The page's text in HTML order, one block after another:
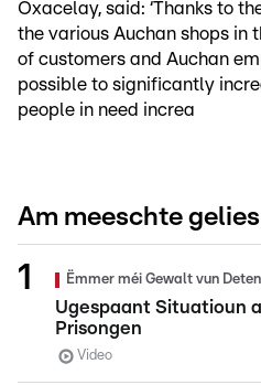
Oxacelay, said: ‘Thanks to
the various Auchan shops in
of customers and Auchan
possible to significantly
people in need increa
Am meeschte gelies
Ëmmer méi Gewalt vun
Ugespaant Situatioun
Prisongen
Video